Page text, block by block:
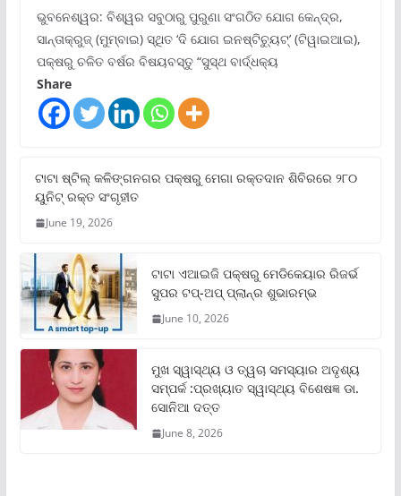
ଭୁବନେଶ୍ୱର: ବିଶ୍ୱର ସବୁଠାରୁ ପୁରୁଣା ସଂଗଠିତ ଯୋଗ କେନ୍ଦ୍ର,
ସାନ୍ତାକ୍ରୁଜ୍ (ମୁମ୍ବାଇ) ସ୍ଥିତ ‘ଦି ଯୋଗ ଇନଷ୍ଟିଚ୍ୟୁଟ୍‌’ (ଟିୱାଇଆଇ),
ପକ୍ଷରୁ ଚଳିତ ବର୍ଷର ବିଷୟବସ୍ତୁ “ସୁସ୍ଥ ବାର୍ଦ୍ଧକ୍ୟ
Share
ଟାଟା ଷ୍ଟିଲ୍‌ କଳିଙ୍ଗନଗର ପକ୍ଷରୁ ମେଗା ରକ୍ତଦାନ ଶିବିରରେ ୨୮୦
ୟୁନିଟ୍‌ ରକ୍ତ ସଂଗୃହୀତ
June 19, 2026
ଟାଟା ଏଆଇଜି ପକ୍ଷରୁ ମେଡିକେୟାର ରିଜର୍ଭ
ସୁପର ଟପ୍‌-ଅପ୍ ପ୍ଲାନ୍‌ର ଶୁଭାରମ୍ଭ
June 10, 2026
ମୁଖ ସ୍ୱାସ୍ଥ୍ୟ ଓ ତ୍ୱଚା ସମସ୍ୟାର ଅଦୃଶ୍ୟ
ସମ୍ପର୍କ :ପ୍ରଖ୍ୟାତ ସ୍ୱାସ୍ଥ୍ୟ ବିଶେଷଜ୍ଞ ଡା.
ସୋନିଆ ଦତ୍ତ
June 8, 2026